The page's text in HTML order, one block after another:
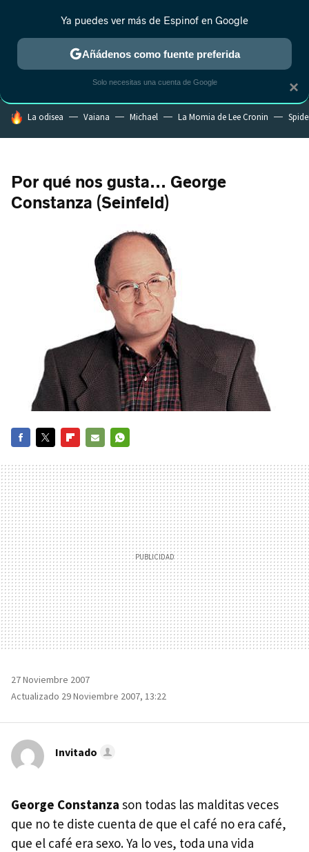
MENÚ NUEVO
ESTRENOS REALITY ANIME RANKINGS CINE
HOY SE HABLA DE
La odisea Vaiana Michael La Momia de Lee Cronin
Por qué nos gusta... George
Constanza (Seinfeld)
MAIL
27 Noviembre 2007
Actualizado 29 Noviembre 2007, 13:22
Invitado
George Constanza son todas las malditas veces
que no te diste cuenta de que el café no era café,
que el café era sexo. Ya lo ves, toda una vida
×
Ya puedes ver más de Espinof en Google
Añádenos como fuente preferida
Solo necesitas una cuenta de Google